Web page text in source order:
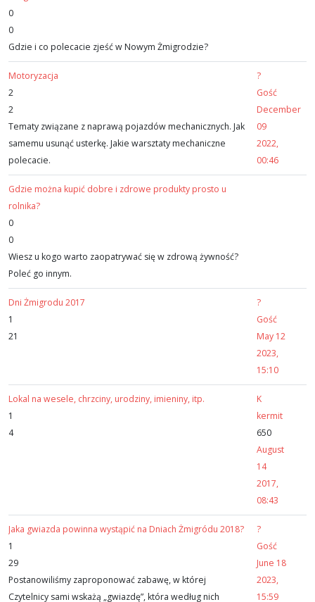
0
0
Gdzie i co polecacie zjeść w Nowym Żmigrodzie?
Motoryzacja
2
2
Tematy związane z naprawą pojazdów mechanicznych. Jak
samemu usunąć usterkę. Jakie warsztaty mechaniczne
polecacie.
?
Gość
December
09
2022,
00:46
Gdzie można kupić dobre i zdrowe produkty prosto u
rolnika?
0
0
Wiesz u kogo warto zaopatrywać się w zdrową żywność?
Poleć go innym.
Dni Żmigrodu 2017
1
21
?
Gość
May 12
2023,
15:10
Lokal na wesele, chrzciny, urodziny, imieniny, itp.
1
4
K
kermit
650
August
14
2017,
08:43
Jaka gwiazda powinna wystąpić na Dniach Żmigródu 2018?
1
29
Postanowiliśmy zaproponować zabawę, w której
Czytelnicy sami wskażą „gwiazdę”, która według nich
?
Gość
June 18
2023,
15:59